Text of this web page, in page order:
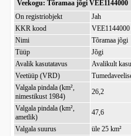
Veekogu: Tõramaa jõgi VEE1144000
On registriobjekt
Jah
KKR kood
VEE1144000
Nimi
Tõramaa jõgi
Tüüp
Jõgi
Avalik kasutatavus
Avalikult
Veetüüp (VRD)
Valgala pindala (km²,
nimestikust 1984)
26,2
Valgala pindala (km²,
ametlik)
47,6
Valgala suurus
üle 25 km²